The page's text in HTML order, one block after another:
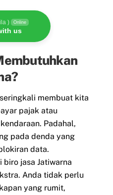
) Online
us
membuat kita
pajak atau
Padahal,
pada denda yang
data.
biro jasa Jatiwarna
Anda tidak perlu
yang rumit,